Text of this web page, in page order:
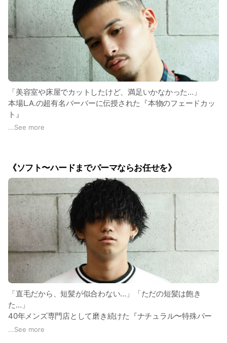
おります。
また、アメリカンカルチャーやストリートカルチャーに影
響を受けており、10代の若者〜ビジネスマンなど大人の男
性にも似合う「バーバースタイル&ストリートスタイル」
を提案しております。
当バーバーの人気スタイルは「サイドパート」「オールバ
ック」「クロップ」「アップバング」「バズカット」「GI
カット」などです。
1983年創業の老舗の床屋から、2013年にバーバーショッ
クラスと言われる日本の床屋の技術を組み合わせ、お客様
に似合うヘアスタイルを提供させて頂きます。
「美容室や床屋でカットしたけど、満足いかなかった…」
本場L.A.の超有名バーバーに伝授された『本物のフェードカッ
ト』
刈り上げやフェードカットを施す短髪スタイルともなると、頭
の形に合わせて、ミリ単位の技術が必要になります。
特に日本人は、頭の形があまり良くない方が多いので、たった
0.1ミリの誤差で「失敗したヘアスタイル」「似合わない短髪
スタイル」になってしまいます。
短髪のニュアンスや拘りが理解できない、それを実現する繊細
な技術力がないため、美容室で刈り上げやフェードカットを施
す短髪スタイルをオーダーしても、満足いかないことが多いで
しょう。
また、フェードカットには「特殊なバリカン(道具)」と「バリ
カンの技術」が必須になります。
...See more
《ソフト〜ハードまでパーマならお任せを》
「直毛だから、短髪が似合わない…」「ただの短髪は飽き
た…」
40年メンズ専門店として磨き続けた『ナチュラル〜特殊パー
マ』
...See more